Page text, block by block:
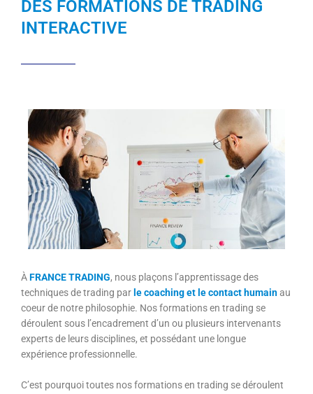
DES FORMATIONS DE TRADING
INTERACTIVE
ÀFRANCE TRADING, nous plaçons l’apprentissage des
techniques de trading par le coaching et le contact humainau
coeur de notre philosophie. Nos formations en trading se
déroulent sous l’encadrement d’un ou plusieurs intervenants
experts de leurs disciplines, et possédant une longue
expérience professionnelle.
C’est pourquoi toutes nos formations en trading se déroulent